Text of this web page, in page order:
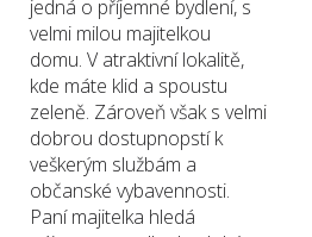
jedná o příjemné bydlení, s
velmi milou majitelkou
domu. V atraktivní lokalitě,
kde máte klid a spoustu
zeleně. Zároveň však s velmi
dobrou dostupnopstí k
veškerým službám a
občanské vybavennosti.
Paní majitelka hledá